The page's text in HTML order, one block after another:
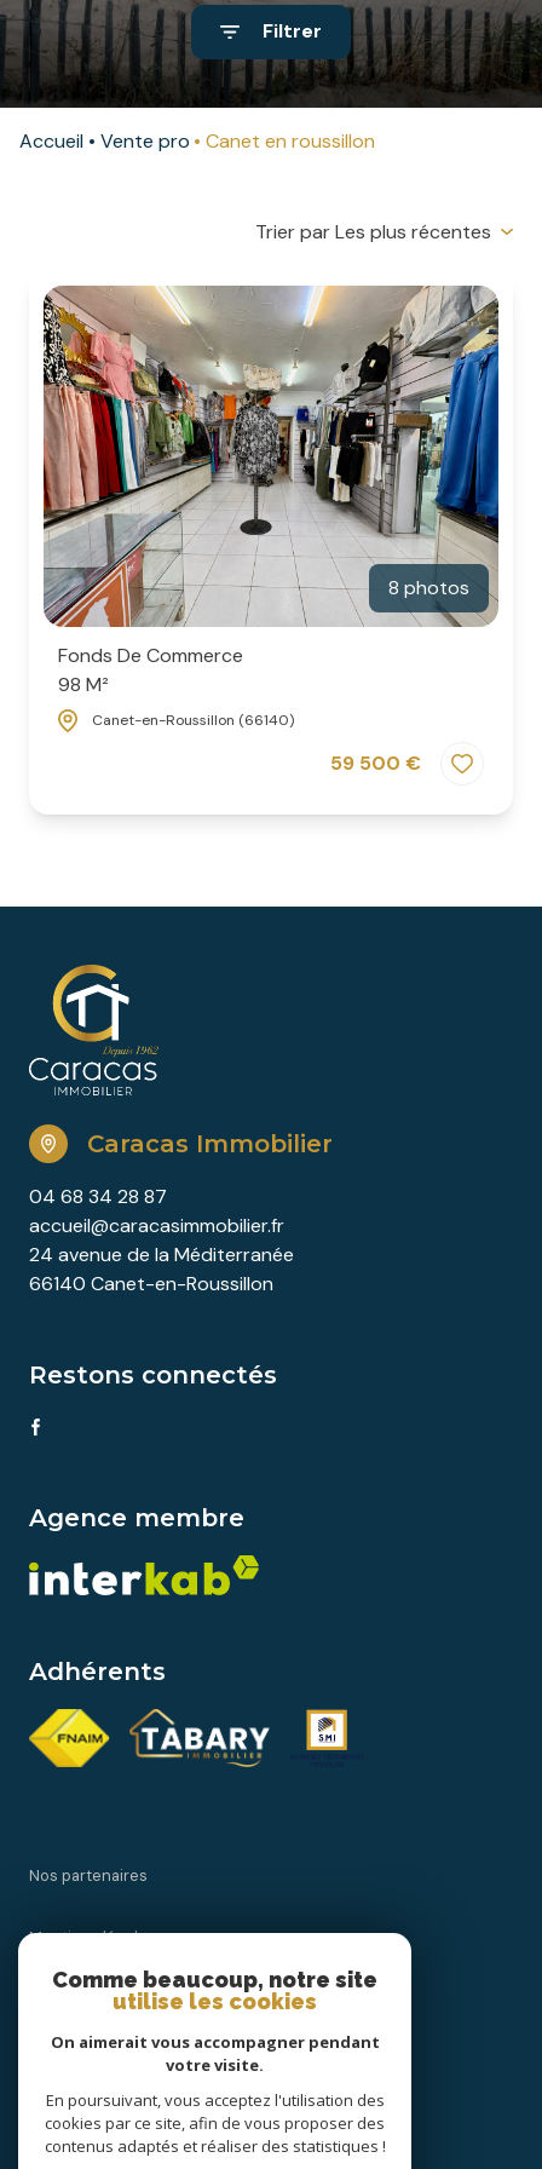
commerciaux
autres
contact
Filtrer
Accueil Vente pro Canet en roussillon
Trier par Les plus récentes
8 photos
Fonds De Commerce
98 M²
Canet-en-Roussillon (66140)
59 500 €
Caracas Immobilier
04 68 34 28 87
accueil@caracasimmobilier.fr
24 avenue de la Méditerranée
66140 Canet-en-Roussillon
Restons connectés
Agence membre
Adhérents
Nos partenaires
Mentions légales
Cookies
Comme beaucoup, notre site
utilise les cookies
On aimerait vous accompagner pendant
votre visite.
En poursuivant, vous acceptez l'utilisation des
cookies par ce site, afin de vous proposer des
contenus adaptés et réaliser des statistiques !